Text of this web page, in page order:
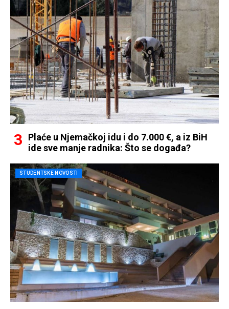
Plaće u Njemačkoj idu i do 7.000 €, a iz BiH
ide sve manje radnika: Što se događa?
STUDENTSKE NOVOSTI